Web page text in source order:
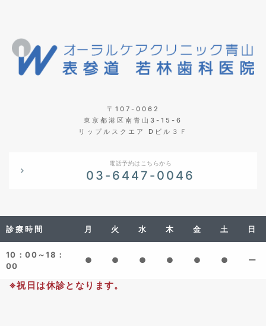
〒107-0062
東京都港区南青山3-15-6
リップルスクエア Dビル３Ｆ
電話予約はこちらから
03-6447-0046
診療時間 月 火 水 木 金 土 日
10：00～18：
00
● ● ● ● ● ● ー
※祝日は休診となります。